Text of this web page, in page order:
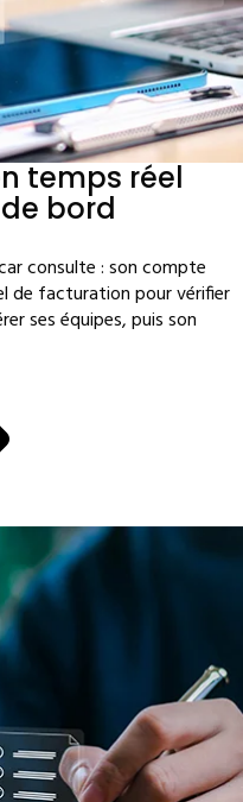
temps réel
bord
consulte : son compte
de facturation pour vérifier
ses équipes, puis son